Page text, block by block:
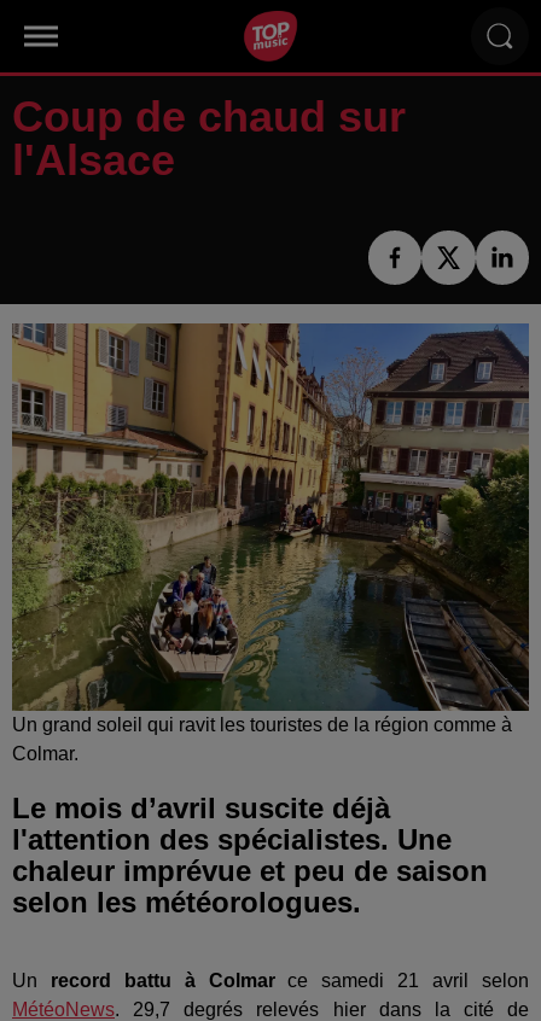
Coup de chaud sur
l'Alsace
Un grand soleil qui ravit les touristes de la région comme à
Colmar.
Le mois d’avril suscite déjà
l'attention des spécialistes. Une
chaleur imprévue et peu de saison
selon les météorologues.
Un record battu à Colmarce samedi 21 avril selon
MétéoNews. 29,7 degrés relevés hier dans la cité de